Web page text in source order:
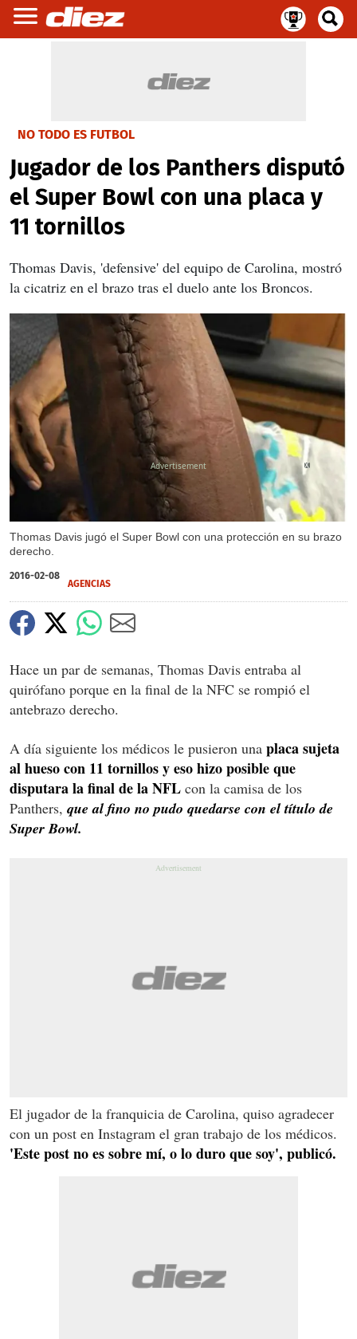
NO TODO ES FUTBOL
Jugador de los Panthers disputó
el Super Bowl con una placa y
11 tornillos
Thomas Davis, 'defensive' del equipo de Carolina, mostró
la cicatriz en el brazo tras el duelo ante los Broncos.
Thomas Davis jugó el Super Bowl con una protección en su brazo
derecho.
X
2016-02-08
AGENCIAS
Hace un par de semanas, Thomas Davis entraba al
quirófano porque en la final de la NFC se rompió el
antebrazo derecho.
A día siguiente los médicos le pusieron una placa sujeta
al hueso con 11 tornillos y eso hizo posible que
disputara la final de la NFL con la camisa de los
Panthers, que al fino no pudo quedarse con el título de
Super Bowl.
El jugador de la franquicia de Carolina, quiso agradecer
con un post en Instagram el gran trabajo de los médicos.
'Este post no es sobre mí, o lo duro que soy', publicó.